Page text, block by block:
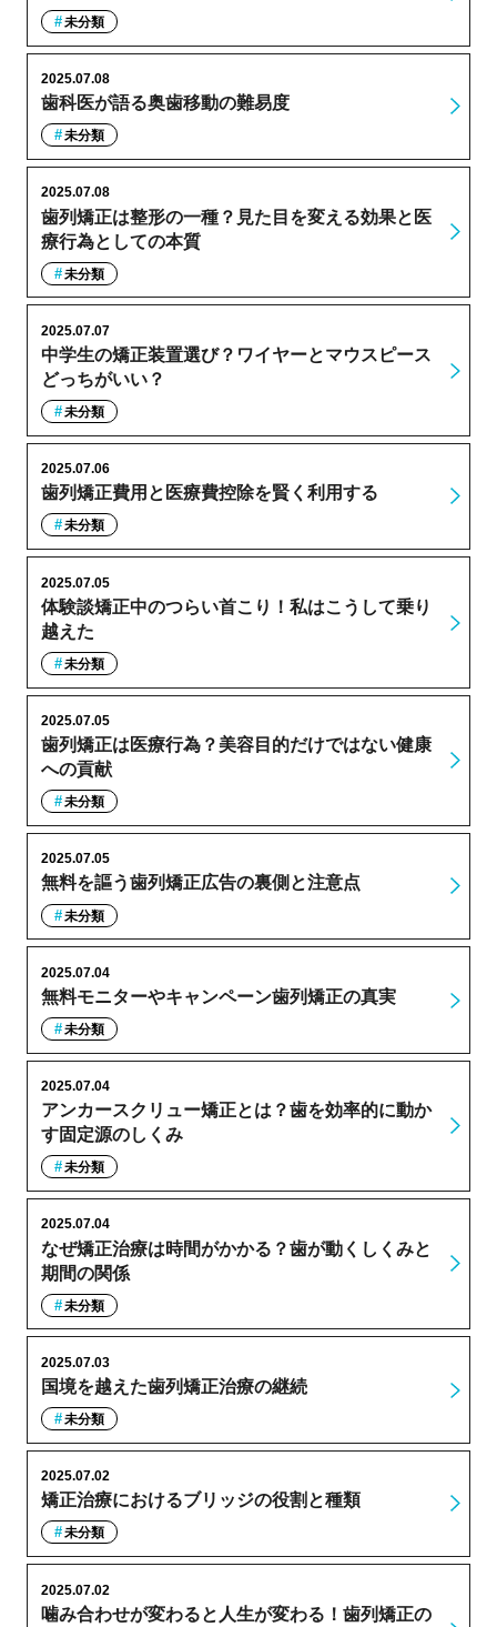
未分類
歯科医が語る奥歯移動の難易度
2025.07.08
未分類
歯列矯正は整形の一種？見た目を変える効果と医
療行為としての本質
2025.07.08
未分類
中学生の矯正装置選び？ワイヤーとマウスピース
どっちがいい？
2025.07.07
未分類
歯列矯正費用と医療費控除を賢く利用する
2025.07.06
未分類
体験談矯正中のつらい首こり！私はこうして乗り
越えた
2025.07.05
未分類
歯列矯正は医療行為？美容目的だけではない健康
への貢献
2025.07.05
未分類
無料を謳う歯列矯正広告の裏側と注意点
2025.07.05
未分類
無料モニターやキャンペーン歯列矯正の真実
2025.07.04
未分類
アンカースクリュー矯正とは？歯を効率的に動か
す固定源のしくみ
2025.07.04
未分類
なぜ矯正治療は時間がかかる？歯が動くしくみと
期間の関係
2025.07.04
未分類
国境を越えた歯列矯正治療の継続
2025.07.03
未分類
矯正治療におけるブリッジの役割と種類
2025.07.02
未分類
噛み合わせが変わると人生が変わる！歯列矯正の
2025.07.02